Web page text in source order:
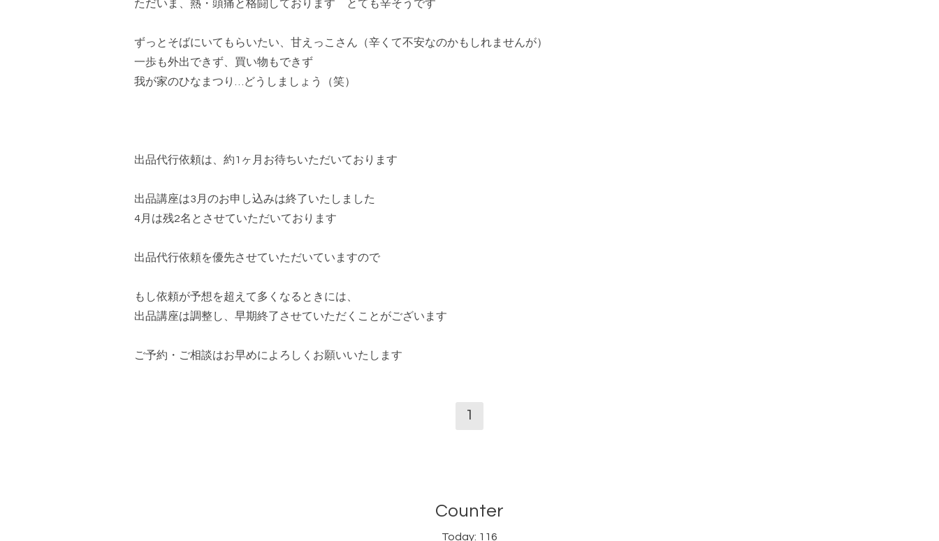
ただいま、熱・頭痛と格闘しております とても辛そうです
ずっとそばにいてもらいたい、甘えっこさん（辛くて不安なのかもしれませんが）
一歩も外出できず、買い物もできず
我が家のひなまつり…どうしましょう（笑）
出品代行依頼は、約1ヶ月お待ちいただいております
出品講座は3月のお申し込みは終了いたしました
4月は残2名とさせていただいております
出品代行依頼を優先させていただいていますので
もし依頼が予想を超えて多くなるときには、
出品講座は調整し、早期終了させていただくことがございます
ご予約・ご相談はお早めによろしくお願いいたします
1
Counter
Today: 116